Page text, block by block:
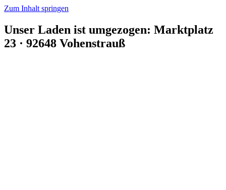
Zum Inhalt springen
Unser Laden ist umgezogen: Marktplatz
23 · 92648 Vohenstrauß